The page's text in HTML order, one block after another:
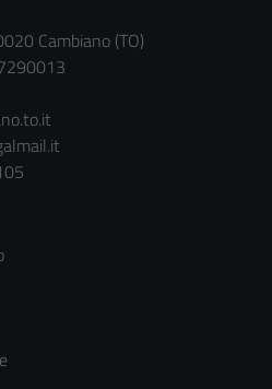
Cambiano (TO)
possono
essere